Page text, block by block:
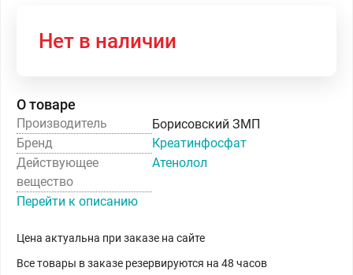
Нет в наличии
О товаре
Производитель
Борисовский ЗМП
Бренд
Креатинфосфат
Действующее
вещество
Атенолол
Перейти к описанию
Цена актуальна при заказе на сайте
Все товары в заказе резервируются на 48 часов